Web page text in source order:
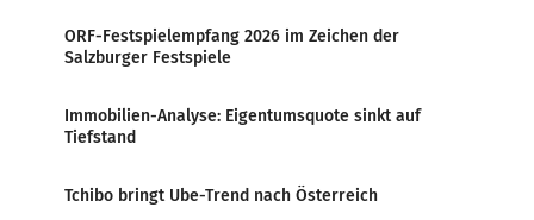
ORF-Festspielempfang 2026 im Zeichen der
Salzburger Festspiele
Immobilien-Analyse: Eigentumsquote sinkt auf
Tiefstand
Tchibo bringt Ube-Trend nach Österreich